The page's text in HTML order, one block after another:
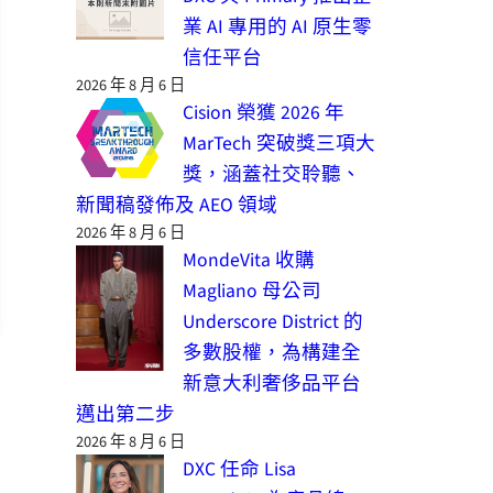
業 AI 專用的 AI 原生零
信任平台
2026 年 8 月 6 日
Cision 榮獲 2026 年
MarTech 突破獎三項大
獎，涵蓋社交聆聽、
新聞稿發佈及 AEO 領域
2026 年 8 月 6 日
MondeVita 收購
Magliano 母公司
Underscore District 的
多數股權，為構建全
新意大利奢侈品平台
邁出第二步
2026 年 8 月 6 日
DXC 任命 Lisa